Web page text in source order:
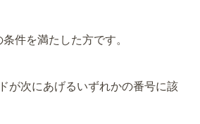
件を満たした方です。
が次にあげるいずれかの番号に該